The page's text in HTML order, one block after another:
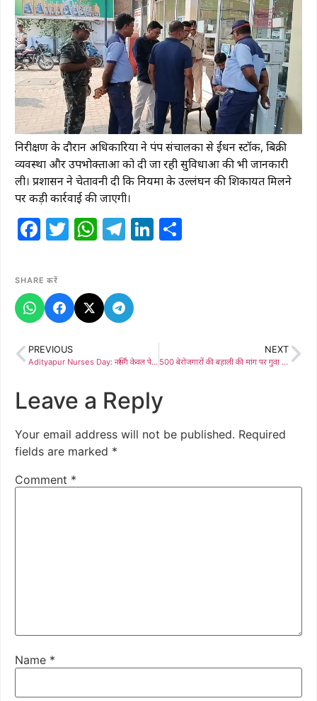
निरीक्षण के दौरान अधिकारियों ने पंप संचालकों से ईंधन स्टॉक, बिक्री
व्यवस्था और उपभोक्ताओं को दी जा रही सुविधाओं की भी जानकारी
ली। प्रशासन ने चेतावनी दी कि नियमों के उल्लंघन की शिकायत मिलने
पर कड़ी कार्रवाई की जाएगी।
Facebook
Twitter
WhatsApp
Telegram
LinkedIn
SHARE करें
PREVIOUS
Adityapur Nurses Day: नर्सिंग केवल पेशा नहीं, बल्कि करुणा और त्याग की पवित्र यात्रा है: डॉ. कृष्ण प्यारे, गांधी कॉलेज ऑफ नर्सिंग में भव्य ‘दीप प्रज्वलन एवं शपथ ग्रहण समारोह’ के साथ मनाया गया अंतर्राष्ट्रीय नर्स दिवस
NEXT
500 बेरोजगारों की बहाली की मांग पर गुवा सेल खदान में अनिश्चितकालीन चक्का जाम, उत्पादन ठप
Leave a Reply
Your email address will not be published. Required
fields are marked *
Comment *
Name *